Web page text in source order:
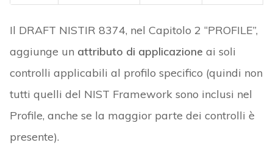
Il DRAFT NISTIR 8374, nel Capitolo 2 “PROFILE”,
aggiunge un attributo di applicazione ai soli
controlli applicabili al profilo specifico (quindi non
tutti quelli del NIST Framework sono inclusi nel
Profile, anche se la maggior parte dei controlli è
presente).